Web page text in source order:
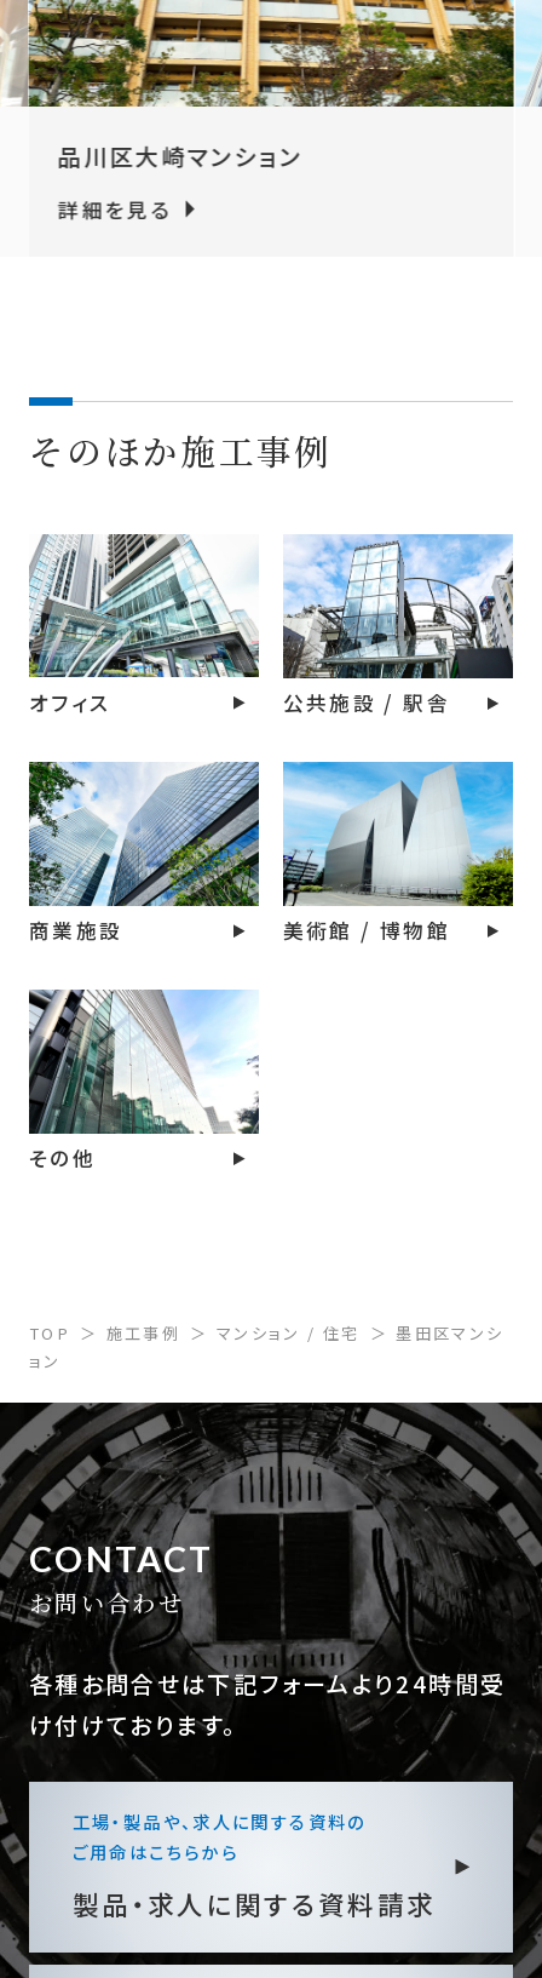
品川区大崎マンション
詳細を見る
そのほか施工事例
オフィス 公共施設 / 駅舎
商業施設 美術館 / 博物館
その他
TOP 施工事例 マンション / 住宅
墨田区マンシ
ョン
CONTACT
お問い合わせ
各種お問合せは下記フォームより24時間受
け付けております。
工場・製品や、求人に関する資料の
ご用命はこちらから
製品・求人に関する資料請求